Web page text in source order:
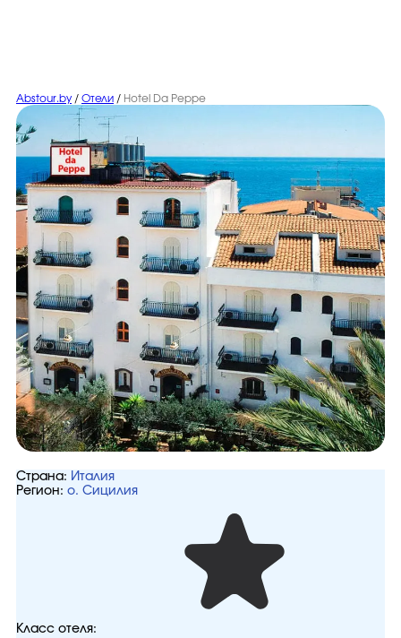
Abstour.by / Отели / Hotel Da Peppe
Страна: Италия
Регион: о. Сицилия
Класс отеля: